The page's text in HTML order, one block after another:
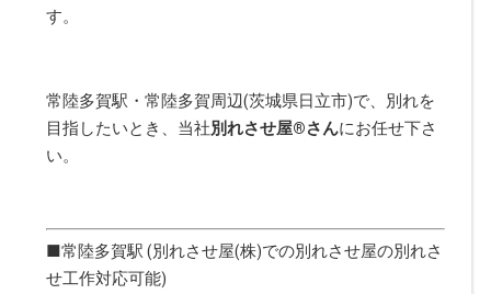
す。
常陸多賀駅・常陸多賀周辺(茨城県日立市)で、別れを
目指したいとき、当社別れさせ屋®さんにお任せ下さ
い。
■常陸多賀駅 (別れさせ屋(株)での別れさせ屋の別れさ
せ工作対応可能)